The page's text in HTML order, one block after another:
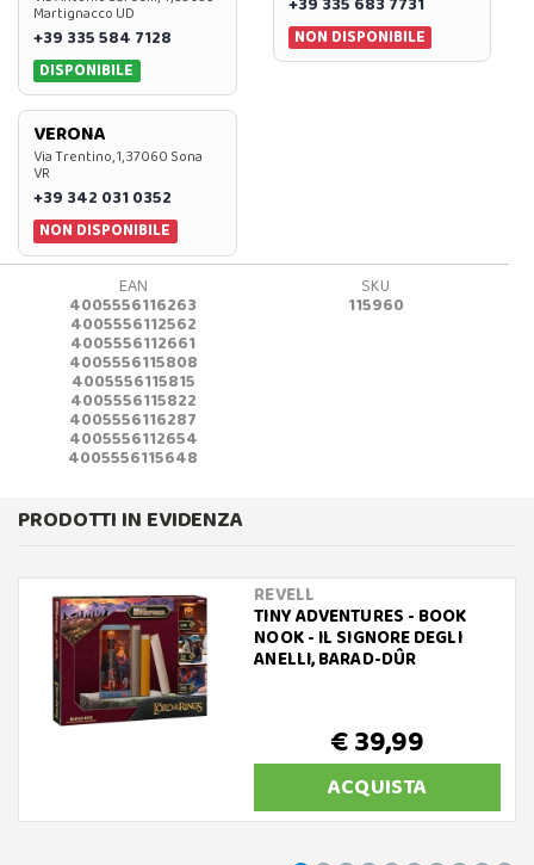
Martignacco UD
+39 335 584 7128
DISPONIBILE
NON DISPONIBILE
VERONA
Via Trentino, 1, 37060 Sona
VR
+39 342 031 0352
NON DISPONIBILE
EAN
4005556116263
4005556112562
4005556112661
4005556115808
4005556115815
4005556115822
4005556116287
4005556112654
4005556115648
SKU
115960
PRODOTTI IN EVIDENZA
REVELL
TINY ADVENTURES - BOOK
NOOK - IL SIGNORE DEGLI
ANELLI, BARAD-DÛR
€ 39,99
ACQUISTA